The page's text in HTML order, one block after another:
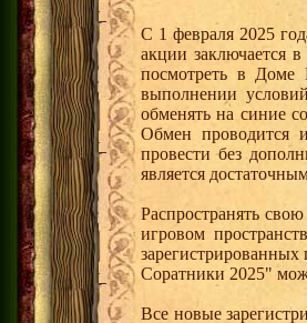
С 1 февраля 2025
акции заключается
посмотреть в Доме
выполнении
обменять на синие
Обмен проводится
провести без
является
Распространять
игровом
Соратники 2025"
Все новые